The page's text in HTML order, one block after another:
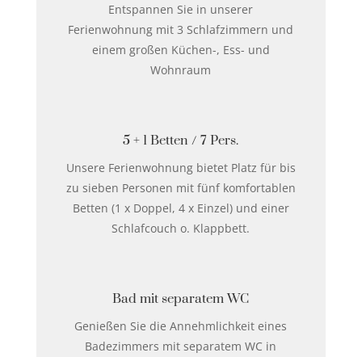
Entspannen Sie in unserer
Ferienwohnung mit 3 Schlafzimmern und
einem großen Küchen-, Ess- und
Wohnraum
5 + 1 Betten / 7 Pers.
Unsere Ferienwohnung bietet Platz für bis
zu sieben Personen mit fünf komfortablen
Betten (1 x Doppel, 4 x Einzel) und einer
Schlafcouch o. Klappbett.
Bad mit separatem WC
Genießen Sie die Annehmlichkeit eines
Badezimmers mit separatem WC in